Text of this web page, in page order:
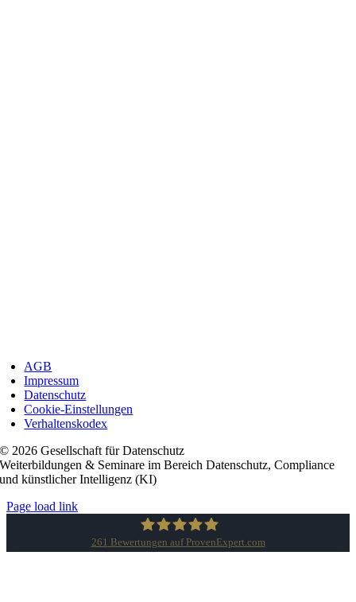
AGB
Impressum
Datenschutz
Cookie-Einstellungen
Verhaltenskodex
© 2026 Gesellschaft für Datenschutz
Weiterbildungen & Seminare im Bereich Datenschutz, Compliance
und künstlicher Intelligenz (KI)
Page load link
261 Bewertungen auf ProvenExpert.com